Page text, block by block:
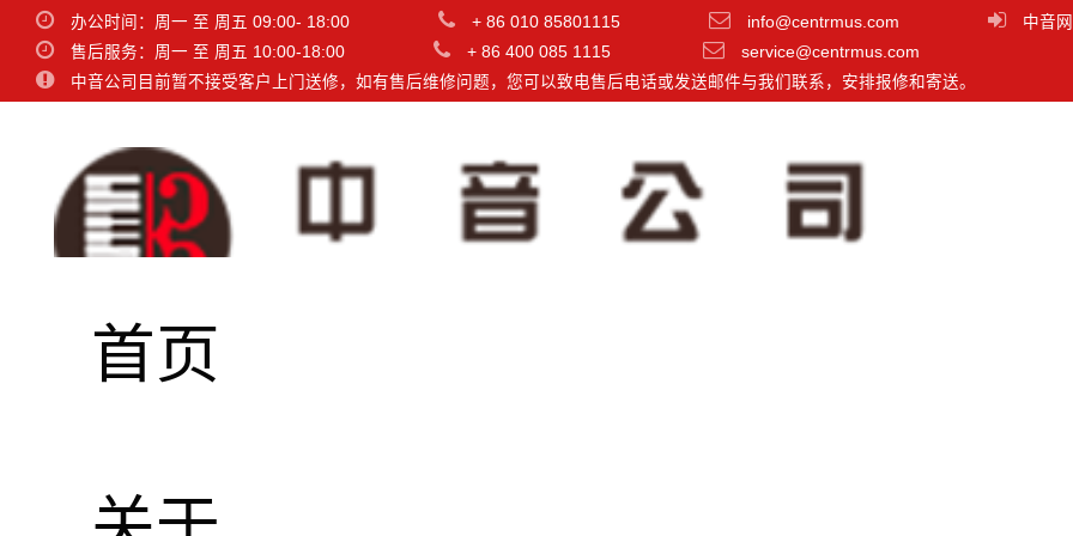
办公时间：周一 至 周五 09:00- 18:00 + 86 010 85801115 info@centrmus.com
中音
售后服务：周一 至 周五 10:00-18:00
+ 86 400 085 1115
service@centrmus.com
中音公司目前暂不接受客户上门送修，如有售后维修问题，您可以致电售后电话或发送邮件与我们联系，安排报修和寄送。
首页